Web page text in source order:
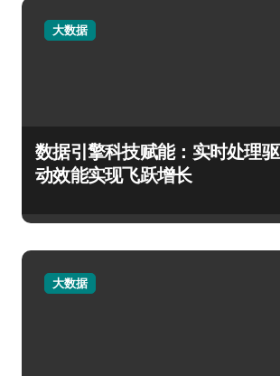
大数据
数据引擎科技赋能：实时处理驱
动效能实现飞跃增长
大数据